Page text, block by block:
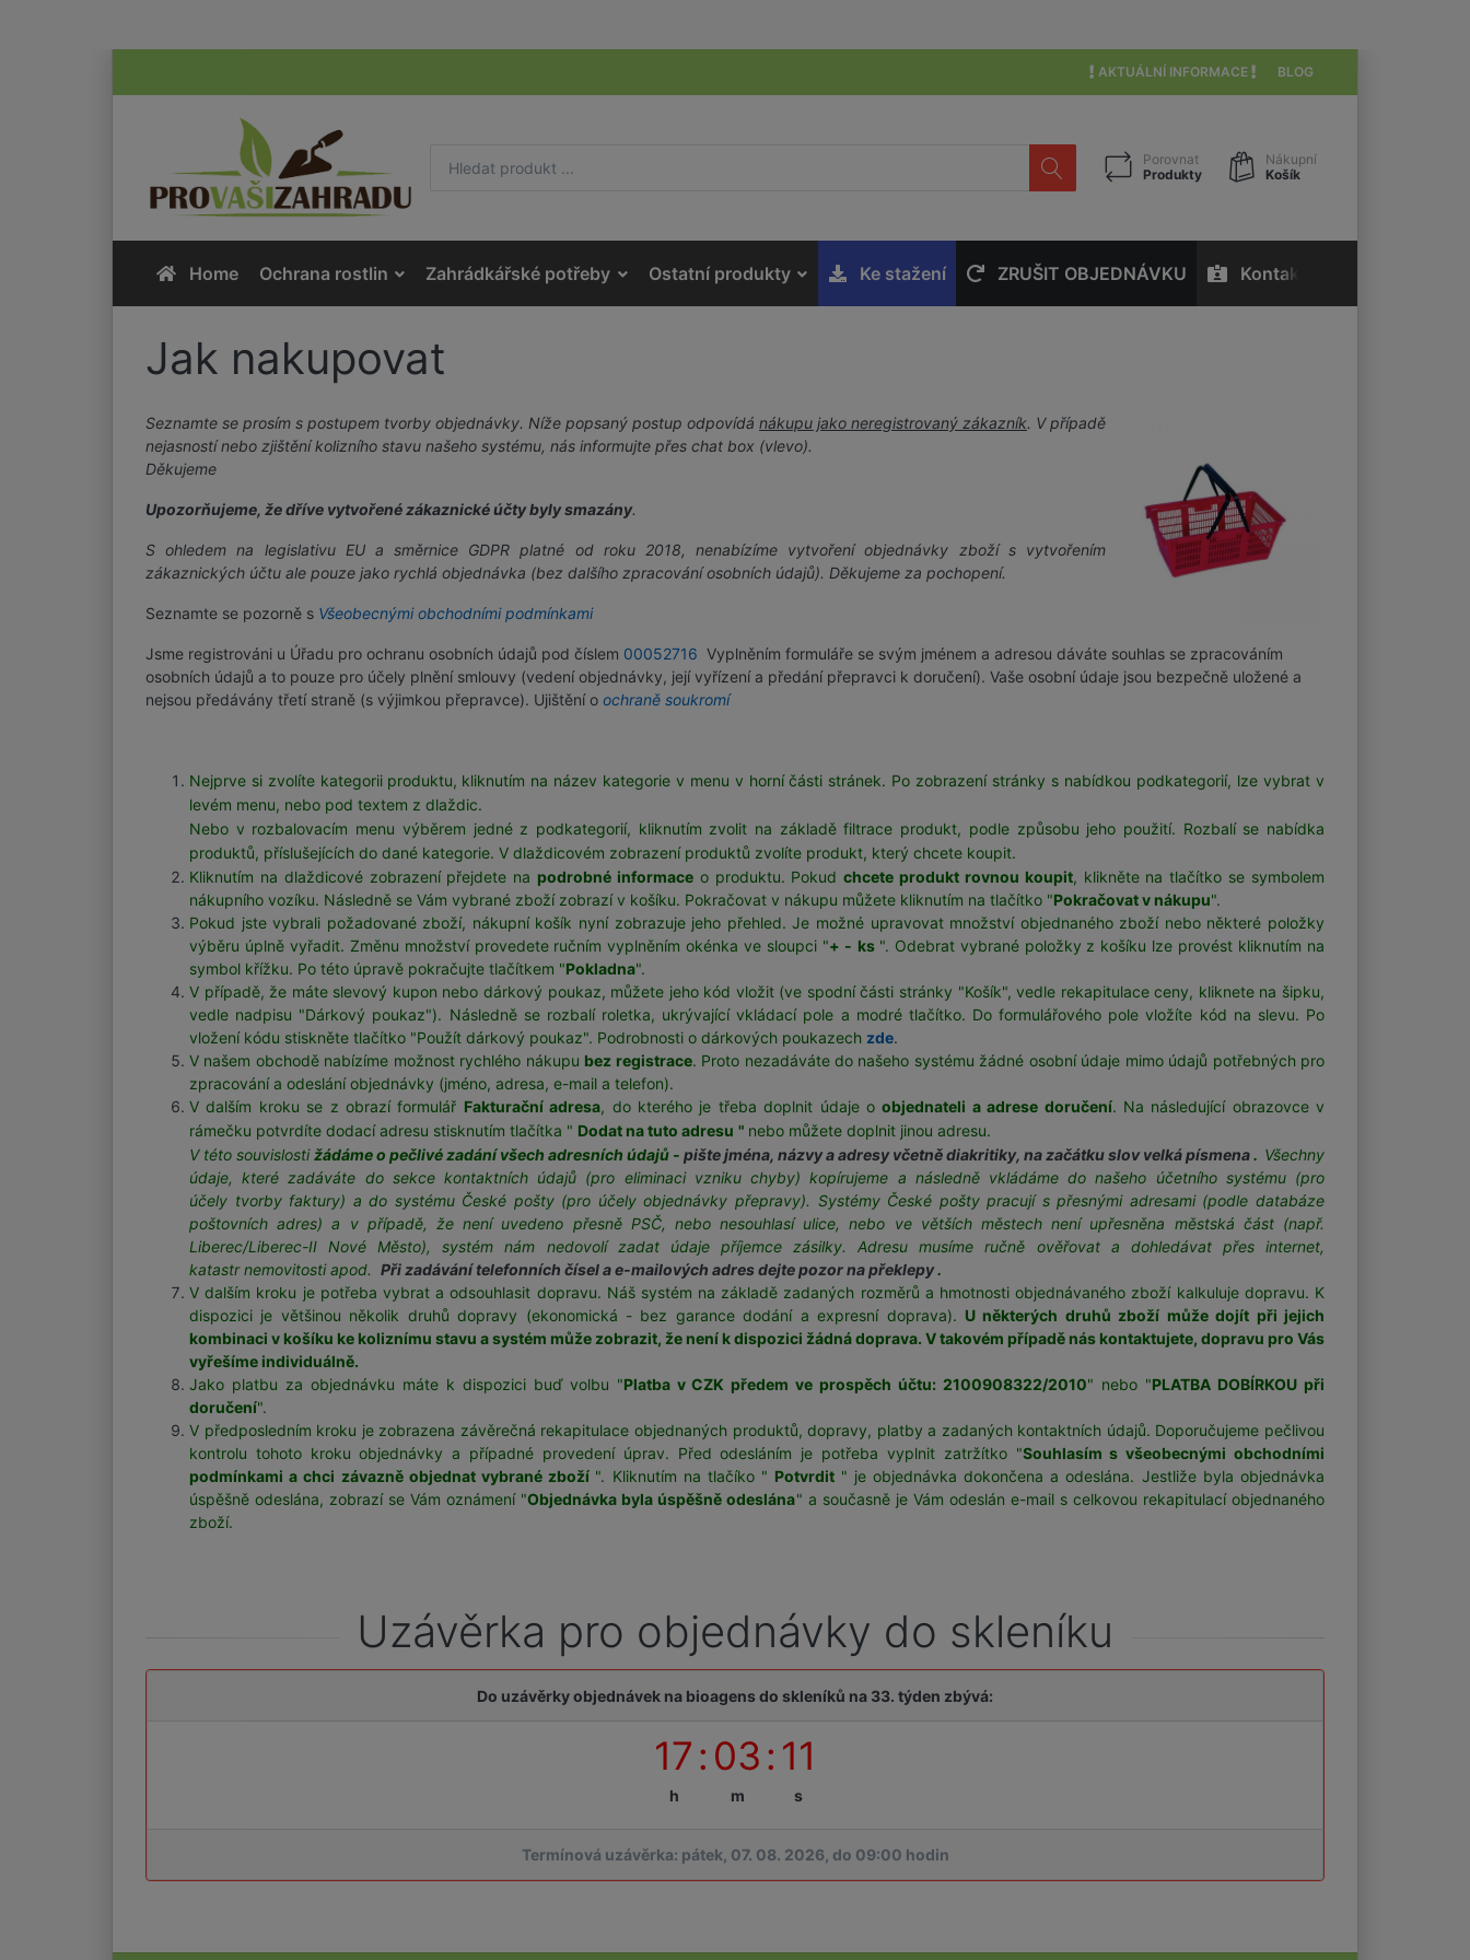
AKTUÁLNÍ INFORMACE BLOG
Porovnat
Produkty
Nákupní
Košík
Home Ochrana rostlin Zahrádkářské potřeby Ostatní produkty Ke stažení ZRUŠIT OBJEDNÁVKU Kontakty
Jak nakupovat
Seznamte se prosím s postupem tvorby objednávky. Níže popsaný postup odpovídá nákupu jako neregistrovaný zákazník. V případě
nejasností nebo zjištění kolizního stavu našeho systému, nás informujte přes chat box (vlevo).
Děkujeme
Upozorňujeme, že dříve vytvořené zákaznické účty byly smazány.
S ohledem na legislativu EU a směrnice GDPR platné od roku 2018, nenabízíme vytvoření objednávky zboží s vytvořením
zákaznických účtu ale pouze jako rychlá objednávka (bez dalšího zpracování osobních údajů). Děkujeme za pochopení.
Seznamte se pozorně s Všeobecnými obchodními podmínkami
Jsme registrováni u Úřadu pro ochranu osobních údajů pod číslem 00052716 Vyplněním formuláře se svým jménem a adresou dáváte souhlas se zpracováním
osobních údajů a to pouze pro účely plnění smlouvy (vedení objednávky, její vyřízení a předání přepravci k doručení). Vaše osobní údaje jsou bezpečně uložené a
nejsou předávány třetí straně (s výjimkou přepravce). Ujištění o ochraně soukromí
Nejprve si zvolíte kategorii produktu, kliknutím na název kategorie v menu v horní části stránek. Po zobrazení stránky s nabídkou podkategorií, lze vybrat v
levém menu, nebo pod textem z dlaždic.
Nebo v rozbalovacím menu výběrem jedné z podkategorií, kliknutím zvolit na základě filtrace produkt, podle způsobu jeho použití. Rozbalí se nabídka
produktů, příslušejících do dané kategorie. V dlaždicovém zobrazení produktů zvolíte produkt, který chcete koupit.
Kliknutím na dlaždicové zobrazení přejdete na podrobné informaceo produktu. Pokudchcete produkt rovnou koupit, klikněte na tlačítko se symbolem
nákupního vozíku. Následně se Vám vybrané zboží zobrazí v košíku. Pokračovat v nákupu můžete kliknutím na tlačítko "Pokračovat v nákupu".
Pokud jste vybrali požadované zboží, nákupní košík nyní zobrazuje jeho přehled. Je možné upravovat množství objednaného zboží nebo některé položky
výběru úplně vyřadit. Změnu množství provedete ručním vyplněním okénka ve sloupci "+ - ks ". Odebrat vybrané položky z košíku lze provést kliknutím na
symbol křížku. Po této úpravě pokračujte tlačítkem "Pokladna".
V případě, že máte slevový kupon nebo dárkový poukaz, můžete jeho kód vložit (ve spodní části stránky "Košík", vedle rekapitulace ceny, kliknete na šipku,
vedle nadpisu "Dárkový poukaz"). Následně se rozbalí roletka, ukrývající vkládací pole a modré tlačítko. Do formulářového pole vložíte kód na slevu. Po
vložení kódu stiskněte tlačítko "Použít dárkový poukaz". Podrobnosti o dárkových poukazech zde.
V našem obchodě nabízíme možnost rychlého nákupu bez registrace. Proto nezadáváte do našeho systému žádné osobní údaje mimo údajů potřebných pro
zpracování a odeslání objednávky (jméno, adresa, e-mail a telefon).
V dalším kroku se z obrazí formulář Fakturační adresa, do kterého je třeba doplnit údaje oobjednateli a adrese doručení. Na následující obrazovce v
rámečku potvrdíte dodací adresu stisknutím tlačítka " Dodat na tuto adresu " nebo můžete doplnit jinou adresu.
V této souvislostižádáme o pečlivé zadání všech adresních údajů - pište jména, názvy a adresy včetně diakritiky, na začátku slov velká písmena. Všechny
údaje, které zadáváte do sekce kontaktních údajů (pro eliminaci vzniku chyby) kopírujeme a následně vkládáme do našeho účetního systému (pro
účely tvorby faktury) a do systému České pošty (pro účely objednávky přepravy). Systémy České pošty pracují s přesnými adresami (podle databáze
poštovních adres) a v případě, že není uvedeno přesně PSČ, nebo nesouhlasí ulice, nebo ve větších městech není upřesněna městská část (např.
Liberec/Liberec-II Nové Město), systém nám nedovolí zadat údaje příjemce zásilky. Adresu musíme ručně ověřovat a dohledávat přes internet,
katastr nemovitosti apod. Při zadávání telefonních čísel a e-mailových adres dejte pozor na překlepy.
V dalším kroku je potřeba vybrat a odsouhlasit dopravu. Náš systém na základě zadaných rozměrů a hmotnosti objednávaného zboží kalkuluje dopravu. K
dispozici je většinou několik druhů dopravy (ekonomická - bez garance dodání a expresní doprava). U některých druhů zboží může dojít při jejich
kombinaci v košíku ke koliznímu stavu a systém může zobrazit, že není k dispozici žádná doprava. V takovém případě nás kontaktujete, dopravu pro Vás
vyřešíme individuálně.
Jako platbu za objednávku máte k dispozici buď volbu "Platba v CZK předem ve prospěch účtu: 2100908322/2010" nebo "PLATBA DOBÍRKOU při
doručení".
V předposledním kroku je zobrazena závěrečná rekapitulace objednaných produktů, dopravy, platby a zadaných kontaktních údajů. Doporučujeme pečlivou
kontrolu tohoto kroku objednávky a případné provedení úprav. Před odesláním je potřeba vyplnit zatržítko "Souhlasím s všeobecnými obchodními
podmínkami a chci závazně objednat vybrané zboží ". Kliknutím na tlačíko " Potvrdit " je objednávka dokončena a odeslána. Jestliže byla objednávka
úspěšně odeslána, zobrazí se Vám oznámení "Objednávka byla úspěšně odeslána" a současně je Vám odeslán e-mail s celkovou rekapitulací objednaného
zboží.
Uzávěrka pro objednávky do skleníku
Do uzávěrky objednávek na bioagens do skleníků na 33. týden zbývá:
17
h
: 03
m
: 11
s
Termínová uzávěrka: pátek, 07. 08. 2026, do 09:00 hodin